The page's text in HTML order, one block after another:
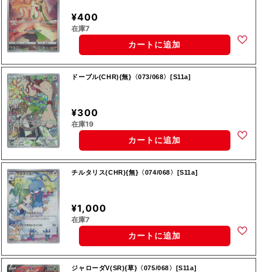
¥400
在庫7
カートに追加
ドーブル(CHR){無}〈073/068〉[S11a]
¥300
在庫19
カートに追加
チルタリス(CHR){無}〈074/068〉[S11a]
¥1,000
在庫7
カートに追加
ジャローダV(SR){草}〈075/068〉[S11a]